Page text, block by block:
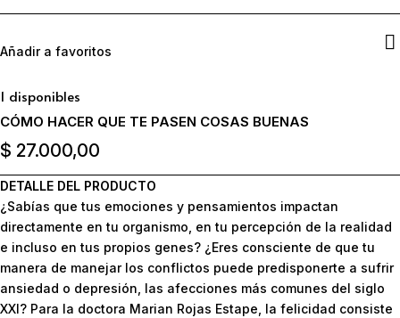
Añadir a favoritos
1 disponibles
CÓMO HACER QUE TE PASEN COSAS BUENAS
$ 27.000,00
DETALLE DEL PRODUCTO
¿Sabías que tus emociones y pensamientos impactan
directamente en tu organismo, en tu percepción de la realidad
e incluso en tus propios genes? ¿Eres consciente de que tu
manera de manejar los conflictos puede predisponerte a sufrir
ansiedad o depresión, las afecciones más comunes del siglo
XXI? Para la doctora Marian Rojas Estape, la felicidad consiste